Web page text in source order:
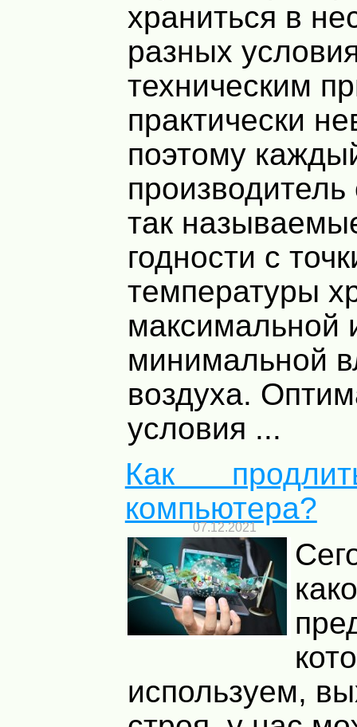
храниться в
разных
техническим
практически
поэтому
так
годности с
температуры
максимальной
минимальной
воздуха.
условия ...
Как
компьютера?
07.12.2021
используем,